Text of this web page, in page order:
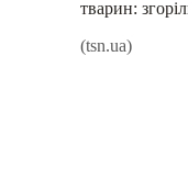
тварин:
(tsn.ua)